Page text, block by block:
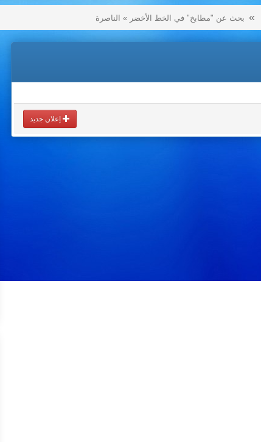
بحث عن "مطابخ" في الخط الأخضر » الناصرة
إعلان جديد